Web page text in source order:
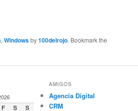
,Windowsby100delrojo. Bookmark the
F S S
AMIGOS
Agencia Digital
CRM